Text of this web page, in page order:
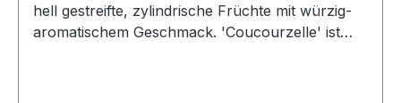
hell gestreifte, zylindrische Früchte mit würzig-
aromatischem Geschmack. 'Coucourzelle' ist